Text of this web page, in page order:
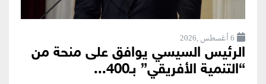
6 أغسطس ,2026
الرئيس السيسي يوافق على منحة من
“التنمية الأفريقي” بـ400...